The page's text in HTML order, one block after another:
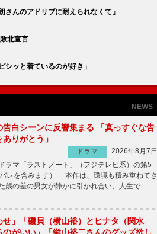
んのアドリブに耐えられなくて」
北宣言
ッと着ているのが好き」
NEWS
告白シーンに反響集まる 「真っすぐな告
りがとう」
ドラマ
2026年8月7日
マ「ラストノート」（フジテレビ系）の第5
レを含みます） 本作は、環境も積み重ねてき
歳の差の男女が静かに引かれ合い、人生で …
せ」「磯貝（横山裕）とヒナタ（関水